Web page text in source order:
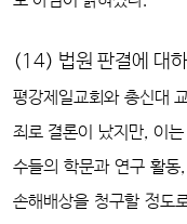
(14) 법원 판결에 대
평강제일교회와 총신대
죄로 결론이 났지만, 이
수들의 학문과 연구 활
손해배상을 청구할 정도